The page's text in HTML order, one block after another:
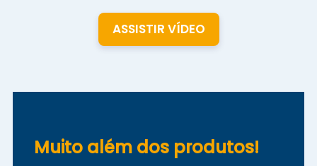
ASSISTIR VÍDEO
Muito além dos produtos!